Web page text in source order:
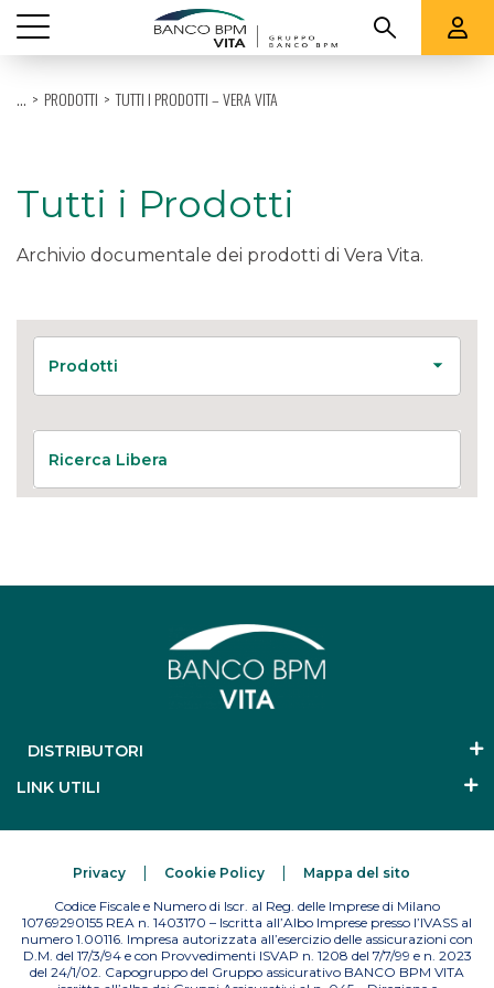
... PRODOTTI TUTTI I PRODOTTI – VERA VITA
Tutti i Prodotti
Archivio documentale dei prodotti di Vera Vita.
Prodotti
Ricerca Libera
DISTRIBUTORI
LINK UTILI
Codice Fiscale e Numero di Iscr. al Reg. delle Imprese di Milano
10769290155 REA n. 1403170 – Iscritta all’Albo Imprese presso l’IVASS al
numero 1.00116. Impresa autorizzata all’esercizio delle assicurazioni con
D.M. del 17/3/94 e con Provvedimenti ISVAP n. 1208 del 7/7/99 e n. 2023
del 24/1/02. Capogruppo del Gruppo assicurativo BANCO BPM VITA
Privacy Cookie Policy Mappa del sito